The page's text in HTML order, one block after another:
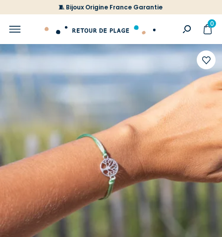
🧵 Bijoux Origine France Garantie
0
à